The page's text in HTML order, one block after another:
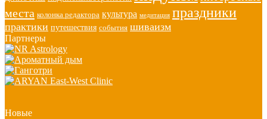
места колонка редактора культура медитация праздники
практики путешествия события шиваизм
Партнеры
Новые